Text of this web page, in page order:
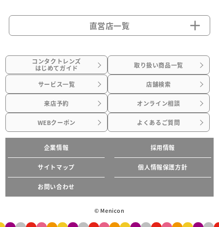
直営店一覧
コンタクトレンズ
はじめてガイド 取り扱い商品一覧
サービス一覧 店舗検索
来店予約 オンライン相談
WEBクーポン よくあるご質問
企業情報 採用情報
サイトマップ 個人情報保護方針
お問い合わせ
© Menicon